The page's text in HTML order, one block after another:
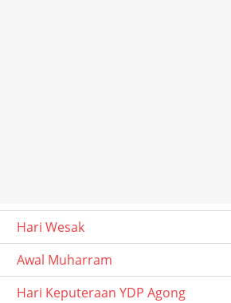
Hari Wesak
Awal Muharram
Hari Keputeraan YDP Agong